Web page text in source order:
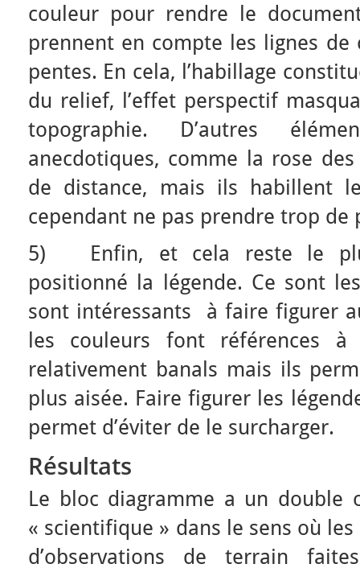
couleur pour rendre le
prennent en compte les lignes de
pentes. En cela, l’habillage
du relief, l’effet perspectif
topographie. D’autres
anecdotiques, comme la rose
de distance, mais ils habillent
cependant ne pas prendre trop de
5) Enfin, et cela reste le
positionné la légende. Ce sont
sont intéressants à faire figurer
les couleurs font références à
relativement banals mais ils
plus aisée. Faire figurer les
permet d’éviter de le surcharger.
Résultats
Le bloc diagramme a un double
« scientifique » dans le sens où
d’observations de terrain